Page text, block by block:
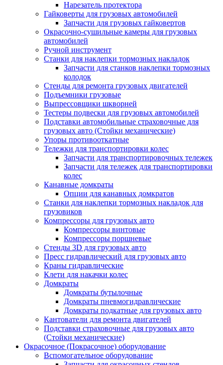
Нарезатель протектора
Гайковерты для грузовых автомобилей
Запчасти для грузовых гайковертов
Окрасочно-сушильные камеры для грузовых
автомобилей
Ручной инструмент
Станки для наклепки тормозных накладок
Запчасти для станков наклепки тормозных
колодок
Стенды для ремонта грузовых двигателей
Подъемники грузовые
Выпрессовщики шкворней
Тестеры подвески для грузовых автомобилей
Подставки автомобильные страховочные для
грузовых авто (Стойки механические)
Упоры противооткатные
Тележки для транспортировки колес
Запчасти для транспортировочных тележек
Запчасти для тележек для транспортировки
колес
Канавные домкраты
Опции для канавных домкратов
Станки для наклепки тормозных накладок для
грузовиков
Компрессоры для грузовых авто
Компрессоры винтовые
Компрессоры поршневые
Стенды 3D для грузовых авто
Пресс гидравлический для грузовых авто
Краны гидравлические
Клети для накачки колес
Домкраты
Домкраты бутылочные
Домкраты пневмогидравлические
Домкраты подкатные для грузовых авто
Кантователи для ремонта двигателей
Подставки страховочные для грузовых авто
(Стойки механические)
Окрасочное (Покрасочное) оборудование
Вспомогательное оборудование